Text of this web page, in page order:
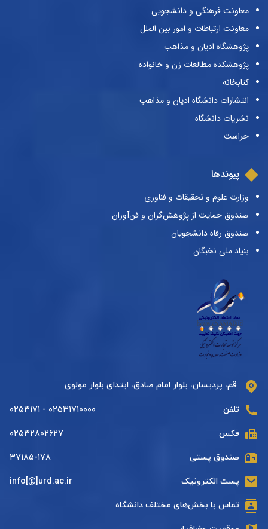
معاونت فرهنگی و دانشجویی
معاونت ارتباطات و امور بین الملل
پژوهشگاه ادیان و مذاهب
پژوهشکده مطالعات زن و خانواده
کتابخانه
انتشارات دانشگاه ادیان و مذاهب
نشریات دانشگاه
حراست
پیوندها
وزارت علوم و تحقیقات و فناوری
صندوق حمایت از پژوهش‌گران و فن‌آوران
صندوق رفاه دانشجویان
بنیاد ملی نخبگان
قم، پردیسان، بلوار امام صادق، ابتدای بلوار مولوی
تلفن ۰۲۵۳۱۷۱۰۰۰۰ - ۰۲۵۳۱۷۱
فکس ۰۲۵۳۲۸۰۲۶۲۷
صندوق پستی ۳۷۱۸۵-۱۷۸
پست الکترونیک info[@]urd.ac.ir
تماس با بخش‌های مختلف دانشگاه